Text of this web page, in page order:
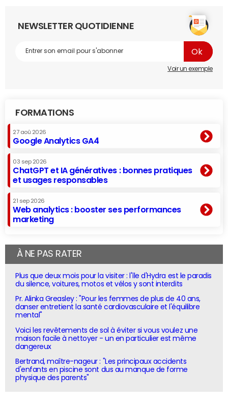
NEWSLETTER QUOTIDIENNE
Voir un exemple
FORMATIONS
27 aoû 2026
Google Analytics GA4
03 sep 2026
ChatGPT et IA génératives : bonnes pratiques
et usages responsables
21 sep 2026
Web analytics : booster ses performances
marketing
À NE PAS RATER
Plus que deux mois pour la visiter : l'île d'Hydra est le paradis
du silence, voitures, motos et vélos y sont interdits
Pr. Alinka Greasley : "Pour les femmes de plus de 40 ans,
danser entretient la santé cardiovasculaire et l'équilibre
mental"
Voici les revêtements de sol à éviter si vous voulez une
maison facile à nettoyer - un en particulier est même
dangereux
Bertrand, maître-nageur : "Les principaux accidents
d'enfants en piscine sont dus au manque de forme
physique des parents"